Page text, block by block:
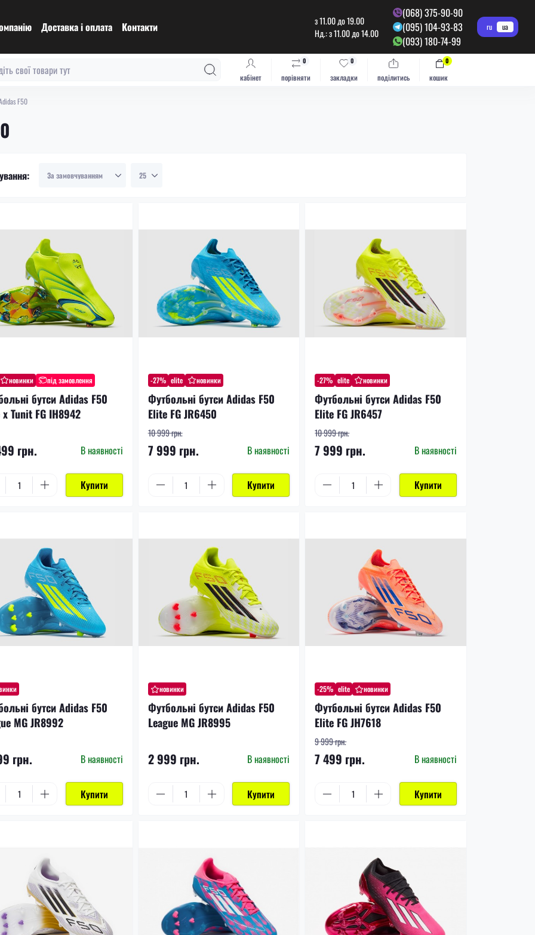
Доставка і оплата Контакти
з 11.00 до 19.00
Нд.: з 11.00 до 14.00
(068) 375-90-90
(095) 104-93-83
(093) 180-74-99
ru ua
кабінет порівняти
0
закладки
0
поділитись кошик
0
F50
новинки під замовлення
бутси Adidas F50
Tunit FG IH8942
грн. В наявності
Купити
-27% elite новинки
Футбольні бутси Adidas F50
Elite FG JR6450
10 999 грн.
7 999 грн. В наявності
Купити
-27% elite новинки
Футбольні бутси Adidas F50
Elite FG JR6457
10 999 грн.
7 999 грн. В наявності
Купити
бутси Adidas F50
MG JR8992
грн. В наявності
Купити
новинки
Футбольні бутси Adidas F50
League MG JR8995
2 999 грн. В наявності
Купити
-25% elite новинки
Футбольні бутси Adidas F50
Elite FG JH7618
9 999 грн.
7 499 грн. В наявності
Купити